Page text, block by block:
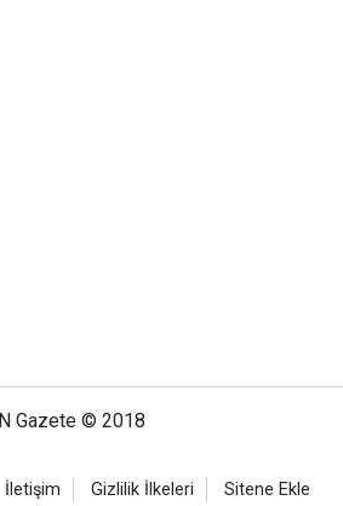
N Gazete © 2018
İletişim Gizlilik İlkeleri Sitene Ekle